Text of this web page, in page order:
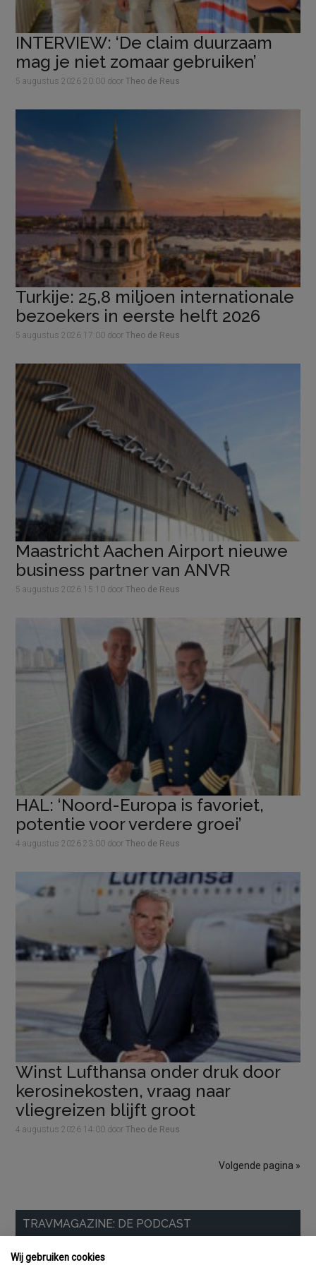
INTERVIEW: ‘De claim duurzaam
mag je niet zomaar gebruiken’
5 augustus 2026 20:00 doorTheo de Reus
Turkije: 25,8 miljoen internationale
bezoekers in eerste helft 2026
5 augustus 2026 17:00 doorTheo de Reus
Maastricht Aachen Airport nieuwe
business partner van ANVR
5 augustus 2026 15:10 doorTheo de Reus
HAL: ‘Noord-Europa is favoriet,
potentie voor verdere groei’
4 augustus 2026 23:00 doorTheo de Reus
Winst Lufthansa onder druk door
kerosinekosten, vraag naar
vliegreizen blijft groot
4 augustus 2026 14:00 doorTheo de Reus
Volgende pagina »
Primaire
Sidebar
TRAVMAGAZINE: DE PODCAST
Wij gebruiken cookies